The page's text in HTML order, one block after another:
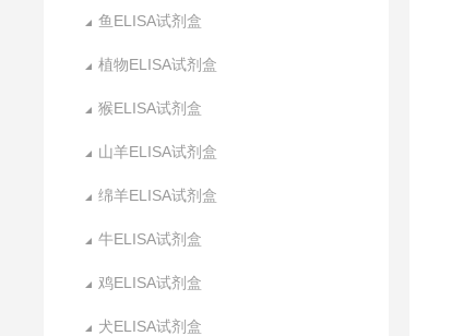
鱼ELISA试剂盒
植物ELISA试剂盒
猴ELISA试剂盒
山羊ELISA试剂盒
绵羊ELISA试剂盒
牛ELISA试剂盒
鸡ELISA试剂盒
犬ELISA试剂盒